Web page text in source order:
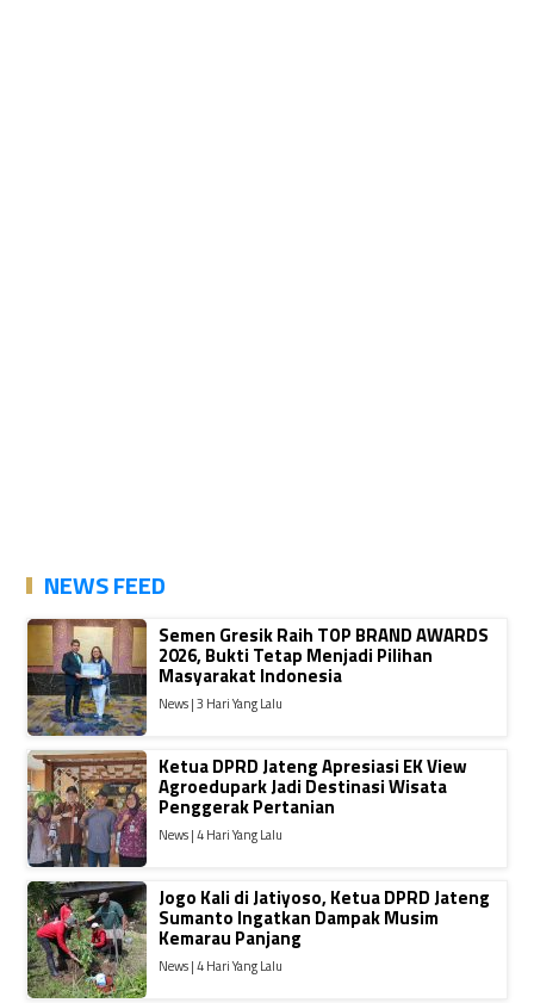
NEWS FEED
Semen Gresik Raih TOP BRAND AWARDS
2026, Bukti Tetap Menjadi Pilihan
Masyarakat Indonesia
News | 3 Hari Yang Lalu
Ketua DPRD Jateng Apresiasi EK View
Agroedupark Jadi Destinasi Wisata
Penggerak Pertanian
News | 4 Hari Yang Lalu
Jogo Kali di Jatiyoso, Ketua DPRD Jateng
Sumanto Ingatkan Dampak Musim
Kemarau Panjang
News | 4 Hari Yang Lalu